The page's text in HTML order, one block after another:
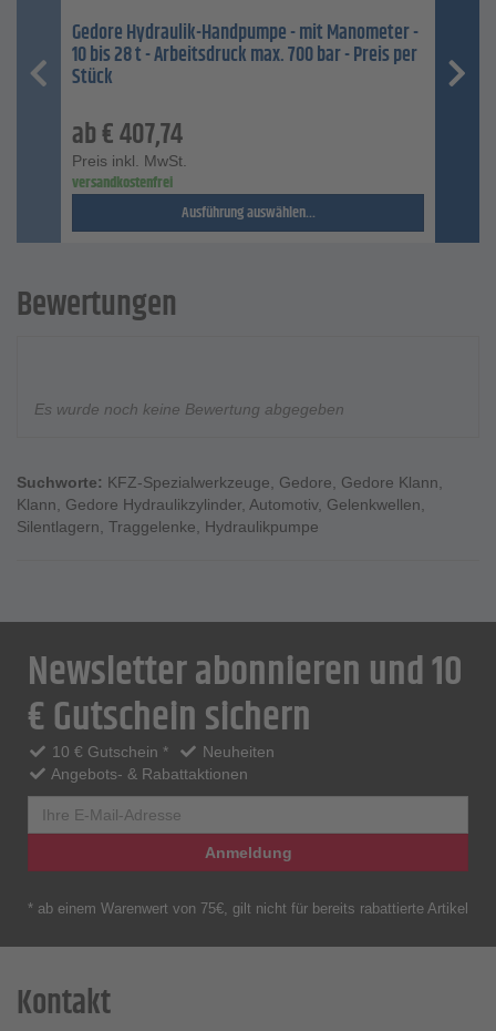
Gedore Hydraulik-Handpumpe - mit Manometer -
10 bis 28 t - Arbeitsdruck max. 700 bar - Preis per
Stück
ab€407,74
Preis inkl. MwSt.
versandkostenfrei
Ausführung auswählen...
Bewertungen
Es wurde noch keine Bewertung abgegeben
Suchworte: KFZ-Spezialwerkzeuge, Gedore, Gedore Klann,
Klann, Gedore Hydraulikzylinder, Automotiv, Gelenkwellen,
Silentlagern, Traggelenke, Hydraulikpumpe
Newsletter abonnieren und 10
€ Gutschein sichern
10 € Gutschein *
Neuheiten
Angebots- & Rabattaktionen
Anmeldung
* ab einem Warenwert von 75€, gilt nicht für bereits rabattierte Artikel
Kontakt